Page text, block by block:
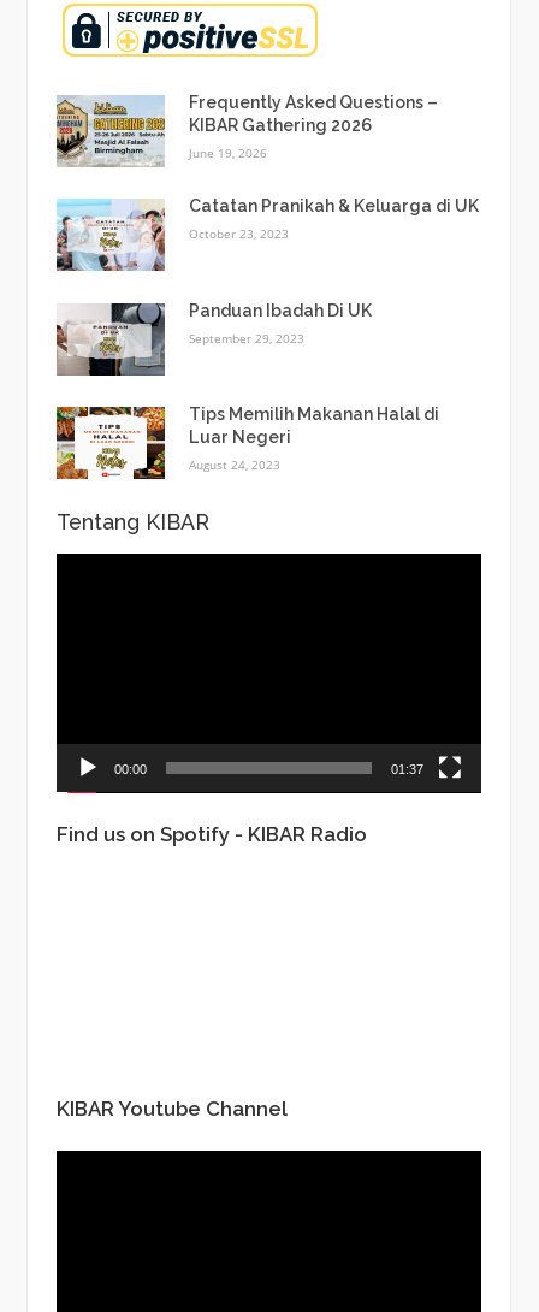
Frequently Asked Questions –
KIBAR Gathering 2026
June 19, 2026
Catatan Pranikah & Keluarga di UK
October 23, 2023
Panduan Ibadah Di UK
September 29, 2023
Tips Memilih Makanan Halal di
Luar Negeri
August 24, 2023
Tentang KIBAR
00:00 01:37
Find us on Spotify - KIBAR Radio
KIBAR Youtube Channel